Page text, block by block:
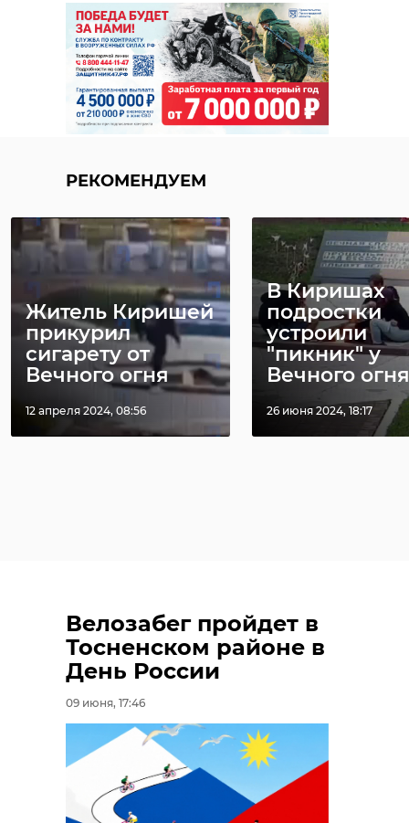
РЕКОМЕНДУЕМ
Житель Киришей
прикурил
сигарету от
Вечного огня
12 апреля 2024, 08:56
В Киришах
подростки
устроили
"пикник" у
Вечного огня
26 июня 2024, 18:17
Велозабег пройдет в
Тосненском районе в
День России
09 июня, 17:46
РЕКОМЕНДУЕМ
В Ленобласти
скончалась
молодая
медсестра,
которая р ...
Врачи
Ленобласти
спасли
из Киришей
разрыв ...
исследователей и жителей.
Фото: 47 канал
владимир цой архивы
Поделиться статьей: